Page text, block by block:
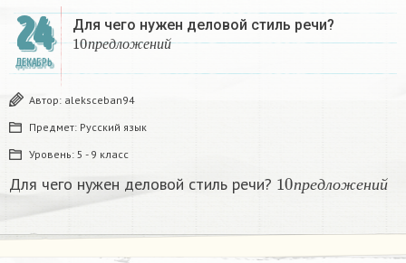
24
ДЕКАБРЬ
Для чего нужен деловой стиль речи?
пр е дл о ж е н и й
10пр ед лож ений
Автор: aleksceban94
Предмет: Русский язык
Уровень: 5 - 9 класс
Для чего нужен деловой стиль речи? п р е дл о ж е н и й
10 д ий